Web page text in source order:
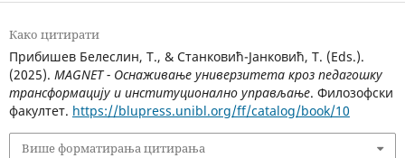
Како цитирати
Прибишев Белеслин, Т., & Станковић-Јанковић, Т. (Eds.).
(2025). MAGNET - Оснаживање универзитета кроз педагошку
трансформацију и институционално управљање. Филозофски
факултет. https://blupress.unibl.org/ff/catalog/book/10
Више форматирања цитирања